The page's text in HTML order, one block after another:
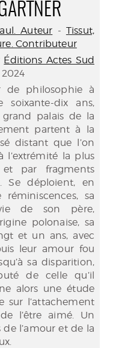
Auteur - Tissut,
Contributeur
Éditions Actes Sud
de philosophie à
soixante-dix ans,
palais de la
partent à la
distant que l’on
l’extrémité la plus
par fragments
Se déploient, en
sa
de son père,
polonaise, sa
et un ans, avec
leur amour fou
sa disparition,
de celle qu’il
alors une étude
sur l’attachement
l’être aimé. Un
l’amour et de la